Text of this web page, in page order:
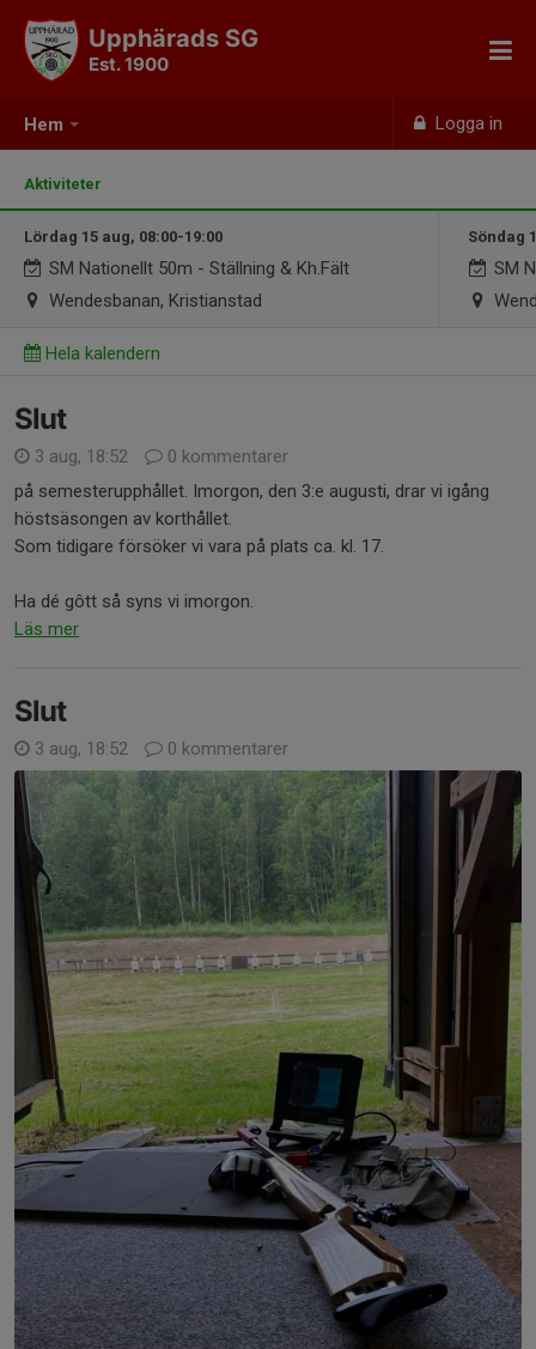
Hem Logga in
Upphärads SG
Est. 1900
Aktiviteter
Lördag 15 aug, 08:00-19:00
SM Nationellt 50m - Ställning & Kh.Fält
Wendesbanan, Kristianstad
Söndag
SM
Hela kalendern
Slut
3 aug, 18:52
0 kommentarer
på semesterupphållet. Imorgon, den 3:e augusti, drar vi igång
höstsäsongen av korthållet.
Som tidigare försöker vi vara på plats ca. kl. 17.
Ha dé gôtt så syns vi imorgon.
Läs mer
Slut
3 aug, 18:52 0 kommentarer